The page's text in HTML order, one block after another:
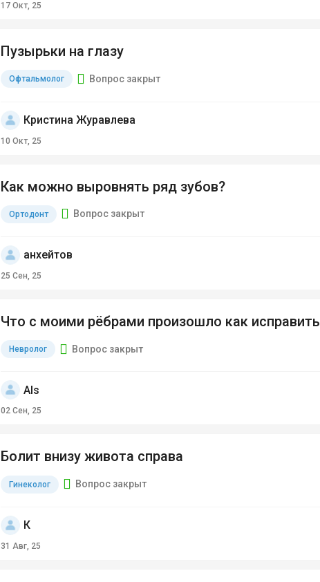
17 Окт, 25
Пузырьки на глазу
Офтальмолог Вопрос закрыт
Кристина Журавлева
10 Окт, 25
Как можно выровнять ряд зубов?
Ортодонт Вопрос закрыт
анхейтов
25 Сен, 25
Что с моими рёбрами произошло как исправить
Невролог Вопрос закрыт
Als
02 Сен, 25
Болит внизу живота справа
Гинеколог Вопрос закрыт
К
31 Авг, 25